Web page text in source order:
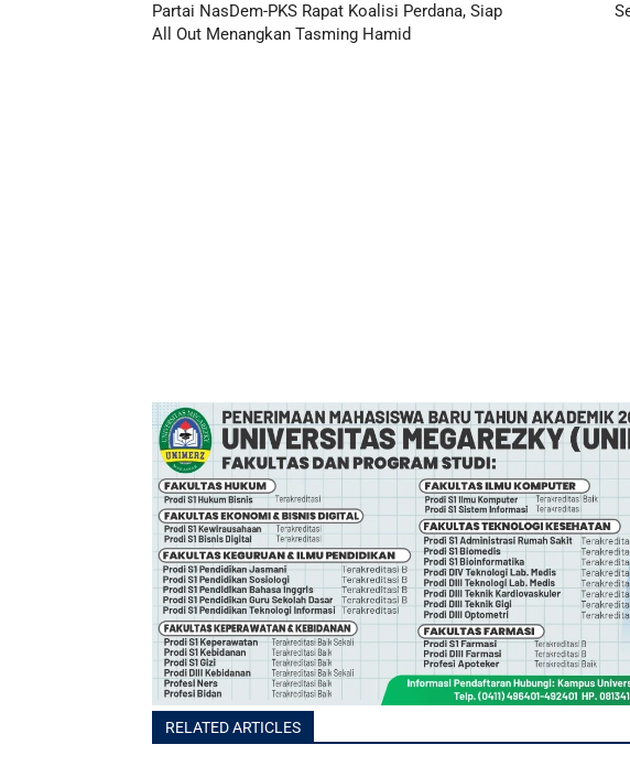
Partai NasDem-PKS Rapat Koalisi Perdana, Siap
All Out Menangkan Tasming Hamid
RELATED ARTICLES